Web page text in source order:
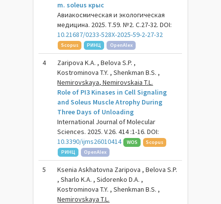
m. soleus крыс
Авиакосмическая и экологическая
медицина. 2025. Т.59. №2. С.27-32. DOI:
10.21687/0233-528X-2025-59-2-27-32
Scopus РИНЦ OpenAlex
4
Zaripova K.A. , Belova S.P. ,
Kostrominova T.Y. , Shenkman B.S. ,
Nemirovskaya, Nemirovskaia T.L.
Role of PI3 Kinases in Cell Signaling
and Soleus Muscle Atrophy During
Three Days of Unloading
International Journal of Molecular
Sciences. 2025. V.26. 414 :1-16. DOI:
10.3390/ijms26010414
WOS
Scopus
РИНЦ
OpenAlex
5
Ksenia Askhatovna Zaripova , Belova S.P.
, Sharlo K.A. , Sidorenko D.A. ,
Kostrominova T.Y. , Shenkman B.S. ,
Nemirovskaya T.L.